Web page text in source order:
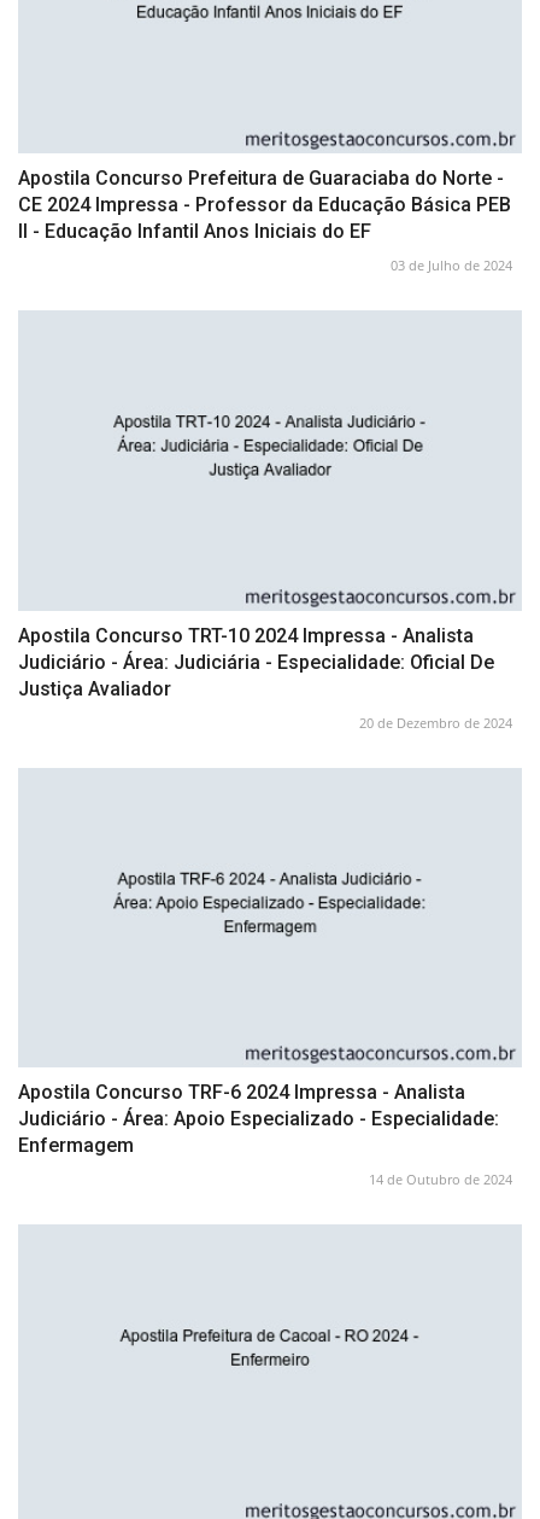
Apostila Concurso Prefeitura de Guaraciaba do Norte -
CE 2024 Impressa - Professor da Educação Básica PEB
II - Educação Infantil Anos Iniciais do EF
03 de Julho de 2024
Apostila Concurso TRT-10 2024 Impressa - Analista
Judiciário - Área: Judiciária - Especialidade: Oficial De
Justiça Avaliador
20 de Dezembro de 2024
Apostila Concurso TRF-6 2024 Impressa - Analista
Judiciário - Área: Apoio Especializado - Especialidade:
Enfermagem
14 de Outubro de 2024